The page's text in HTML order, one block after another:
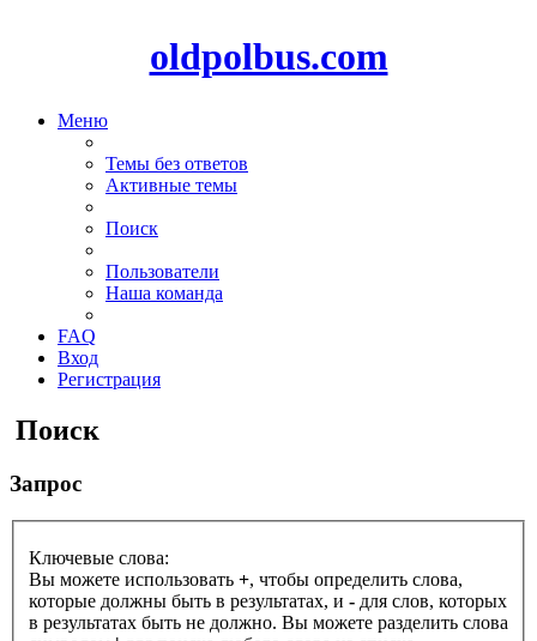
oldpolbus.com
Меню
Темы без ответов
Активные темы
Поиск
Пользователи
Наша команда
FAQ
Вход
Регистрация
Поиск
Запрос
Ключевые слова:
Вы можете использовать +, чтобы определить слова,
которые должны быть в результатах, и - для слов, которых
в результатах быть не должно. Вы можете разделить слова